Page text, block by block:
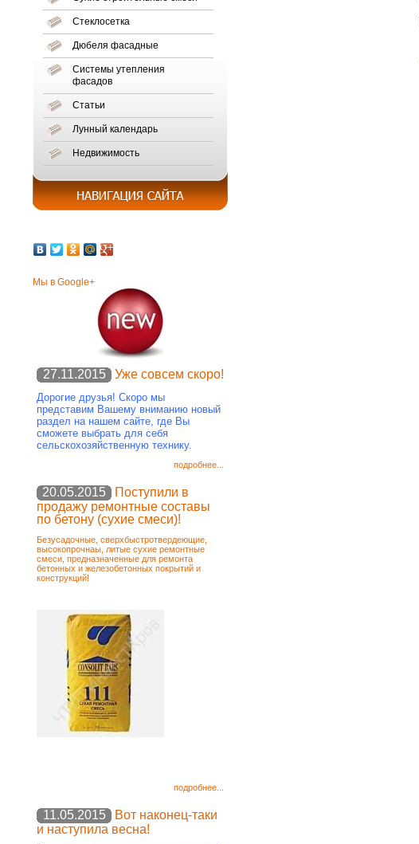
Стеклосетка
Дюбеля фасадные
Системы утепления
фасадов
Статьи
Лунный календарь
Недвижимость
Мы в Google+
27.11.2015 Уже совсем скоро!
Дорогие друзья! Скоро мы
представим Вашему вниманию новый
раздел на нашем сайте, где Вы
сможете выбрать для себя
сельскохозяйственную технику.
подробнее...
20.05.2015
Поступили в
продажу ремонтные составы
по бетону (сухие смеси)!
Безусадочные, сверхбыстротвердеющие,
высокопрочнаы, литые сухие ремонтные
смеси, предназначенные для ремонта
бетонных и железобетонных покрытий и
конструкций!
подробнее...
11.05.2015
Вот наконец-таки
и наступила весна!